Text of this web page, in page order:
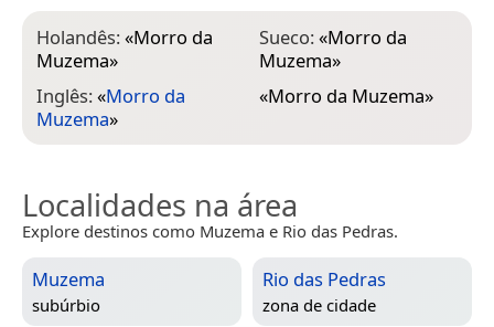
Holandês:«Morro da
Muzema»
Inglês:«Morro da
Muzema»
Sueco:«Morro da
Muzema»
«Morro da Muzema»
Localidades na área
Explore destinos como Muzema e Rio das Pedras.
Muzema
subúrbio
Rio das Pedras
zona de cidade